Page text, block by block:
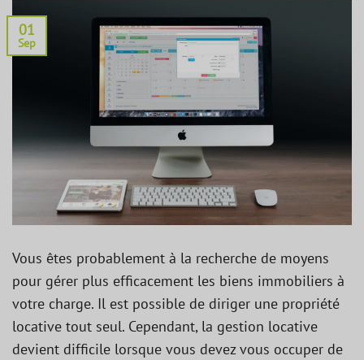
01
Sep
Vous êtes probablement à la recherche de moyens
pour gérer plus efficacement les biens immobiliers à
votre charge. Il est possible de diriger une propriété
locative tout seul. Cependant, la gestion locative
devient difficile lorsque vous devez vous occuper de